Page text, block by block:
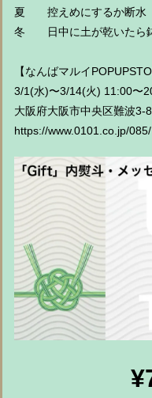
夏 控えめにするか断水
冬 日中に土が乾いたら
【なんばマルイ
3/1(水)〜3/14(火) 11:00〜
大阪府大阪市中央区難波3-
https://www.0101.co.jp/085/